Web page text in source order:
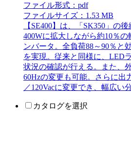
ファイル形式：pdf
ファイルサイズ：1.53 MB
【SE400】は、「SK350」の
400Wに拡大しながら約10％
ンバータ。全負荷88～90％と
を実現。従来と同様に、LED
状況の確認が行える。また、
60Hzの変更も可能。さらに出
／120Vacに変更でき、幅広い
カタログを選択